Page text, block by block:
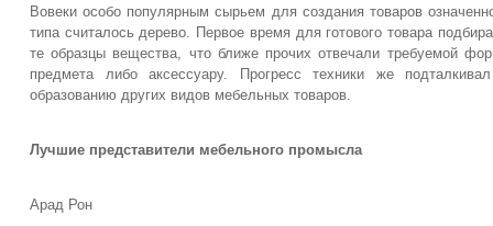
Вовеки особо популярным сырьем для создания товаров
типа считалось дерево. Первое время для готового товара
те образцы вещества, что ближе прочих отвечали требуемой
предмета либо аксессуару. Прогресс техники же
образованию других видов мебельных товаров.
Лучшие представители мебельного промысла
Арад Рон